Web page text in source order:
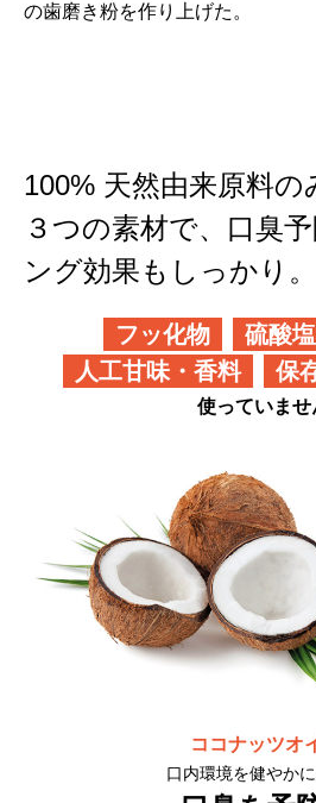
の歯磨き粉を作り上げた。
100% 天然由来原料
３つの素材で、口臭
ング効果もしっかり。
フッ化物
硫酸
人工甘味・香料
保
使っていませ
ココナッツオ
口内環境を健やかに